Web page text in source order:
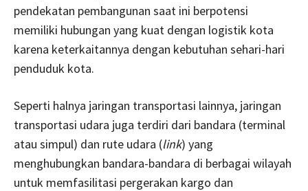
pendekatan pembangunan saat ini berpotensi
memiliki hubungan yang kuat dengan logistik kota
karena keterkaitannya dengan kebutuhan sehari-hari
penduduk kota.
Seperti halnya jaringan transportasi lainnya, jaringan
transportasi udara juga terdiri dari bandara (terminal
atau simpul) dan rute udara (link) yang
menghubungkan bandara-bandara di berbagai wilayah
untuk memfasilitasi pergerakan kargo dan